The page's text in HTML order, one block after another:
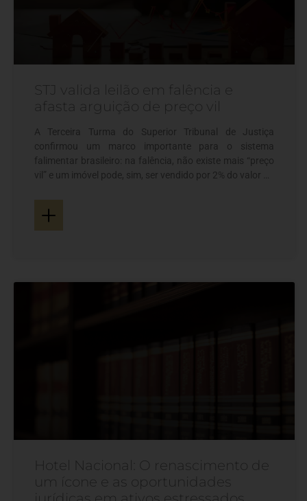
STJ valida leilão em falência e
afasta arguição de preço vil
A Terceira Turma do Superior Tribunal de Justiça
confirmou um marco importante para o sistema
falimentar brasileiro: na falência, não existe mais “preço
vil” e um imóvel pode, sim, ser vendido por 2% do valor da
teve origem na venda de um imóvel avaliado em R$ 5,5
+
Hotel Nacional: O renascimento de
um ícone e as oportunidades